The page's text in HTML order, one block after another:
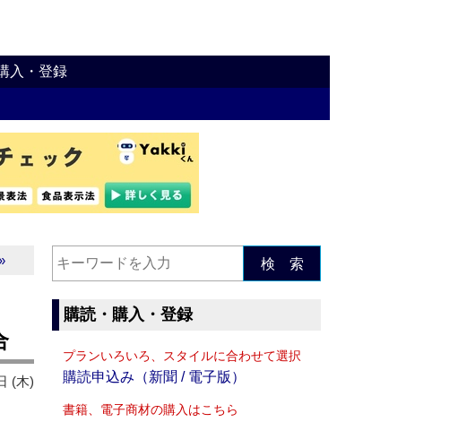
入・登録
(木)
検 索
購読・購入・登録
プランいろいろ、スタイルに合わせて選択
購読申込み（新聞 / 電子版）
書籍、電子商材の購入はこちら